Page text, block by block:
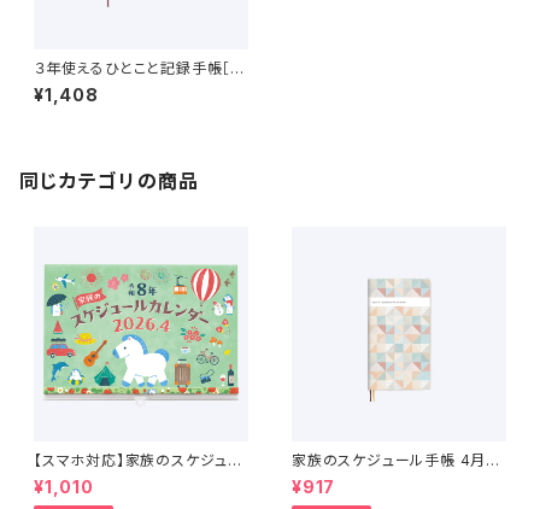
３年使えるひとこと記録手帳［ク
ラシックローズ］
¥1,408
同じカテゴリの商品
【スマホ対応】家族のスケジュー
ルカレンダー 4月始まり （2026
年4月〜2027年4月）
¥1,010
家族のスケジュール手帳 4月始
まり（2026年3月〜2027年4
月）
¥917